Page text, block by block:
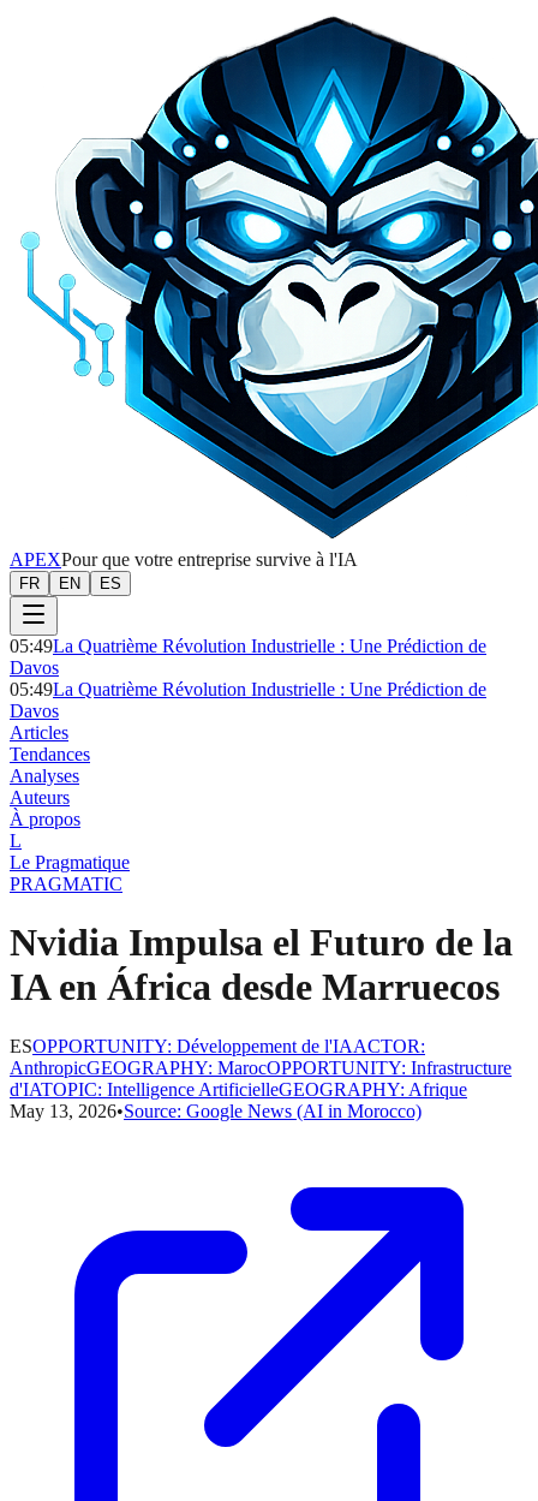
APEXPour que votre entreprise survive à l'IA
FR EN ES
05:49La Quatrième Révolution Industrielle : Une Prédiction de
Davos
05:49La Quatrième Révolution Industrielle : Une Prédiction de
Davos
Articles
Tendances
Analyses
Auteurs
À propos
L
Le Pragmatique
PRAGMATIC
Nvidia Impulsa el Futuro de la
IA en África desde Marruecos
ESOPPORTUNITY: Développement de l'IAACTOR:
AnthropicGEOGRAPHY: MarocOPPORTUNITY: Infrastructure
d'IATOPIC: Intelligence ArtificielleGEOGRAPHY: Afrique
May 13, 2026•Source: Google News (AI in Morocco)